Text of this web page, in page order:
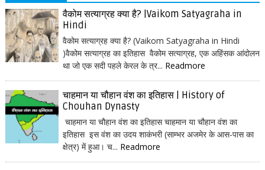
वैकोम सत्याग्रह क्या है? |Vaikom Satyagraha in
Hindi
वैकोम सत्याग्रह क्या है? (Vaikom Satyagraha in Hindi
)वैकोम सत्याग्रह का इतिहास वैकोम सत्याग्रह, एक अहिंसक आंदोलन
था जो एक सदी पहले केरल के त्र... Readmore
चाहमान या चौहान वंश का इतिहास | History of
Chouhan Dynasty
चाहमान या चौहान वंश का इतिहास चाहमान या चौहान वंश का
इतिहास इस वंश का उदय शाकंभरी (साम्भर अजमेर के आस-पास का
क्षेत्र) में हुआ। च... Readmore